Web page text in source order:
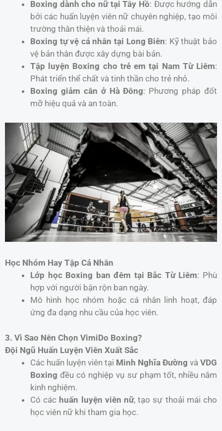
Boxing dành cho nữ tại Tây Hồ: Được hướng dẫn
bởi các huấn luyện viên nữ chuyên nghiệp, tạo môi
trường thân thiện và thoải mái.
Boxing tự vệ cá nhân tại Long Biên: Kỹ thuật bảo
vệ bản thân được xây dựng bài bản.
Tập luyện Boxing cho trẻ em tại Nam Từ Liêm:
Phát triển thể chất và tinh thần cho trẻ nhỏ.
Boxing giảm cân ở Hà Đông: Phương pháp đốt
mỡ hiệu quả và an toàn.
Học Nhóm Hay Tập Cá Nhân
Lớp học Boxing ban đêm tại Bắc Từ Liêm: Phù
hợp với người bận rộn ban ngày.
Mô hình học nhóm hoặc cá nhân linh hoạt, đáp
ứng đa dạng nhu cầu của học viên.
3. Vì Sao Nên Chọn VimiDo Boxing?
Đội Ngũ Huấn Luyện Viên Xuất Sắc
Các huấn luyện viên tại Minh Nghĩa Đường và VDG
Boxing đều có nghiệp vụ sư phạm tốt, nhiều năm
kinh nghiệm.
Có các huấn luyện viên nữ, tạo sự thoải mái cho
học viên nữ khi tham gia học.